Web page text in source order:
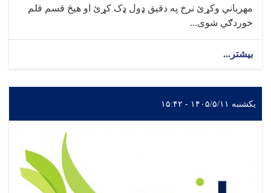
مهرباني وکړئ نرخ په دقیق ډول ډک کړئ او هیڅ قسم قلم
خوردګي شوی...
بیشتر...
یکشنبه ۱۴۰۵/۵/۱۱ - ۱۵:۴۲